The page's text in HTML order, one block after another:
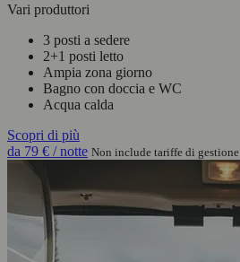
Vari produttori
3 posti a sedere
2+1 posti letto
Ampia zona giorno
Bagno con doccia e WC
Acqua calda
Scopri di più
da 79 € / notte Non include tariffe di gestione